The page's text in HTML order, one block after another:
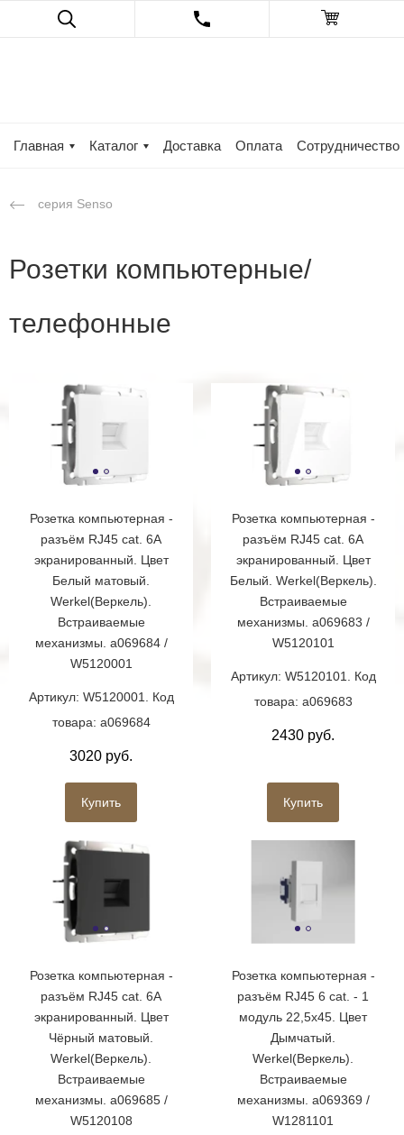
Главная Каталог Доставка Оплата Сотрудничество
серия Senso
Розетки компьютерные/
телефонные
Розетка компьютерная -
разъём RJ45 cat. 6A
экранированный. Цвет
Белый матовый.
Werkel(Веркель).
Встраиваемые
механизмы. a069684 /
W5120001
Артикул: W5120001. Код
товара: a069684
3020 руб.
Купить
Розетка компьютерная -
разъём RJ45 cat. 6A
экранированный. Цвет
Белый. Werkel(Веркель).
Встраиваемые
механизмы. a069683 /
W5120101
Артикул: W5120101. Код
товара: a069683
2430 руб.
Купить
Розетка компьютерная -
разъём RJ45 cat. 6A
экранированный. Цвет
Чёрный матовый.
Werkel(Веркель).
Встраиваемые
механизмы. a069685 /
W5120108
Розетка компьютерная -
разъём RJ45 6 cat. - 1
модуль 22,5х45. Цвет
Дымчатый.
Werkel(Веркель).
Встраиваемые
механизмы. a069369 /
W1281101